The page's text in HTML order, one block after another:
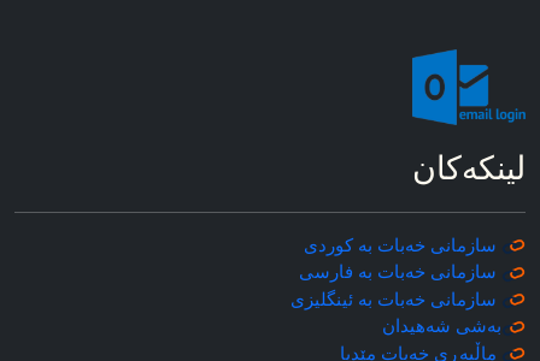
لینکه‌کان
سازمانی خه‌بات به کوردی
سازمانی خه‌بات به فارسی
سازمانی خه‌بات به ئینگلیزی
به‌شی شه‌هیدان
ماڵپه‌ڕی خه‌بات مێدیا